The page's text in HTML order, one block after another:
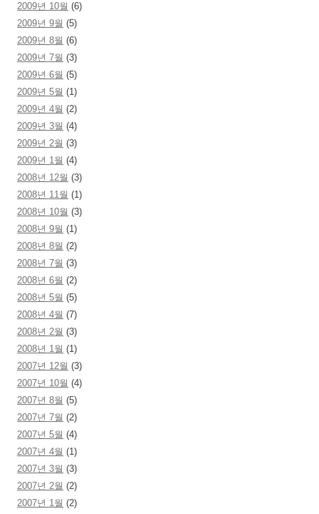
2009년 10월 (6)
2009년 9월 (5)
2009년 8월 (6)
2009년 7월 (3)
2009년 6월 (5)
2009년 5월 (1)
2009년 4월 (2)
2009년 3월 (4)
2009년 2월 (3)
2009년 1월 (4)
2008년 12월 (3)
2008년 11월 (1)
2008년 10월 (3)
2008년 9월 (1)
2008년 8월 (2)
2008년 7월 (3)
2008년 6월 (2)
2008년 5월 (5)
2008년 4월 (7)
2008년 2월 (3)
2008년 1월 (1)
2007년 12월 (3)
2007년 10월 (4)
2007년 8월 (5)
2007년 7월 (2)
2007년 5월 (4)
2007년 4월 (1)
2007년 3월 (3)
2007년 2월 (2)
2007년 1월 (2)